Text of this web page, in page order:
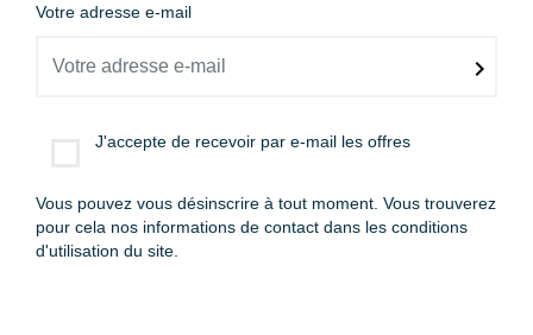
Votre adresse e-mail
J'accepte de recevoir par e-mail les offres
Vous pouvez vous désinscrire à tout moment. Vous trouverez
pour cela nos informations de contact dans les conditions
d'utilisation du site.